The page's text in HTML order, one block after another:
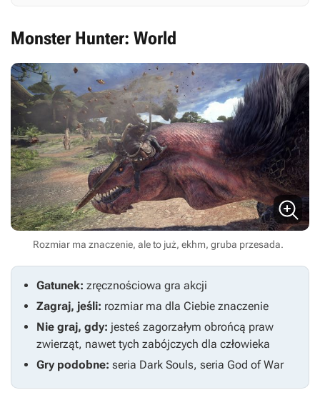
Monster Hunter: World
Rozmiar ma znaczenie, ale to już, ekhm, gruba przesada.
Gatunek: zręcznościowa gra akcji
Zagraj, jeśli: rozmiar ma dla Ciebie znaczenie
Nie graj, gdy: jesteś zagorzałym obrońcą praw
zwierząt, nawet tych zabójczych dla człowieka
Gry podobne: seria Dark Souls, seria God of War